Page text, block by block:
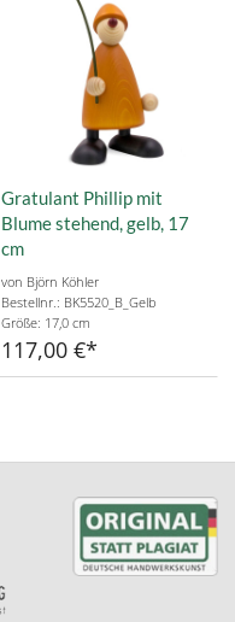
Gratulant Phillip mit
Blume stehend, gelb, 17
cm
von Björn Köhler
Bestellnr.: BK5520_B_Gelb
Größe: 17,0 cm
117,00 €